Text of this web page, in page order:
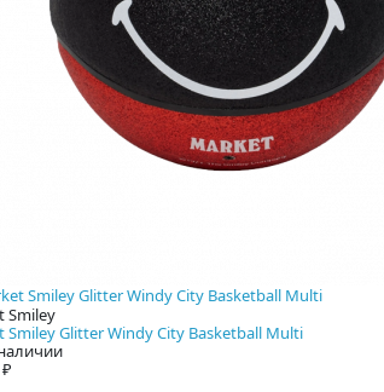
Smiley
Smiley Glitter Windy City Basketball Multi